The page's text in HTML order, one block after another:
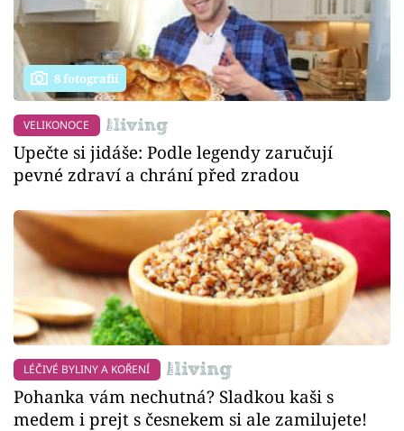
8 fotografií
VELIKONOCE
Upečte si jidáše: Podle legendy zaručují
pevné zdraví a chrání před zradou
LÉČIVÉ BYLINY A KOŘENÍ
Pohanka vám nechutná? Sladkou kaši s
medem i prejt s česnekem si ale zamilujete!